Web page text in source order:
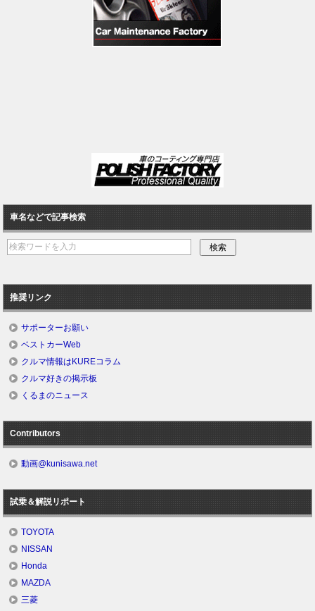
車名などで記事検索
推奨リンク
サポーターお願い
ベストカーWeb
クルマ情報はKUREコラム
クルマ好きの掲示板
くるまのニュース
Contributors
動画@kunisawa.net
試乗＆解説リポート
TOYOTA
NISSAN
Honda
MAZDA
三菱